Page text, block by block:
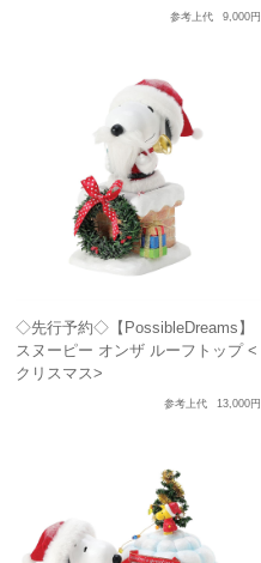
参考上代 9,000円
◇先行予約◇【PossibleDreams】
スヌーピー オンザ ルーフトップ <
クリスマス>
参考上代 13,000円